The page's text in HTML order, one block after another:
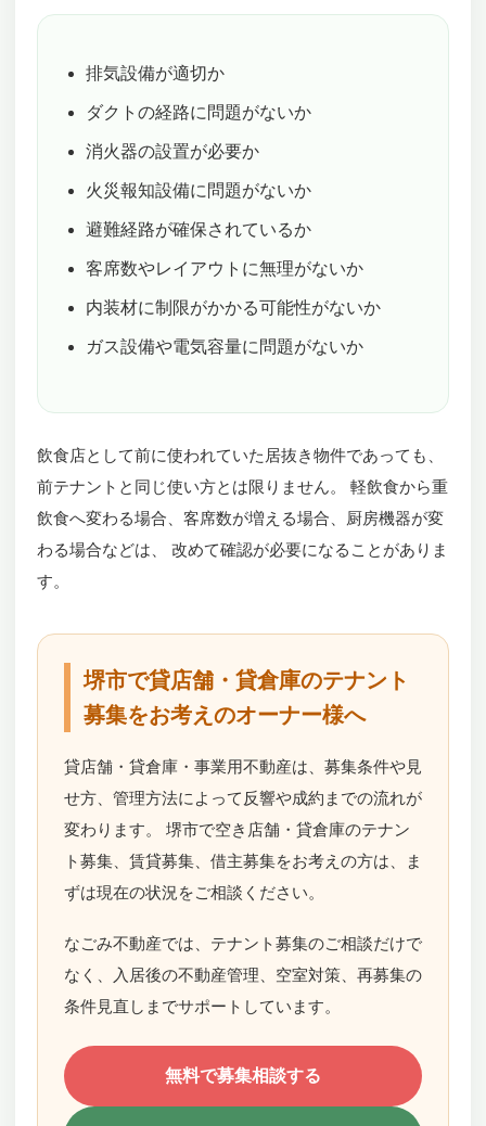
排気設備が適切か
ダクトの経路に問題がないか
消火器の設置が必要か
火災報知設備に問題がないか
避難経路が確保されているか
客席数やレイアウトに無理がないか
内装材に制限がかかる可能性がないか
ガス設備や電気容量に問題がないか
飲食店として前に使われていた居抜き物件であっても、
前テナントと同じ使い方とは限りません。 軽飲食から重
飲食へ変わる場合、客席数が増える場合、厨房機器が変
わる場合などは、 改めて確認が必要になることがありま
す。
堺市で貸店舗・貸倉庫のテナント
募集をお考えのオーナー様へ
貸店舗・貸倉庫・事業用不動産は、募集条件や見
せ方、管理方法によって反響や成約までの流れが
変わります。 堺市で空き店舗・貸倉庫のテナン
ト募集、賃貸募集、借主募集をお考えの方は、ま
ずは現在の状況をご相談ください。
なごみ不動産では、テナント募集のご相談だけで
なく、入居後の不動産管理、空室対策、再募集の
条件見直しまでサポートしています。
無料で募集相談する